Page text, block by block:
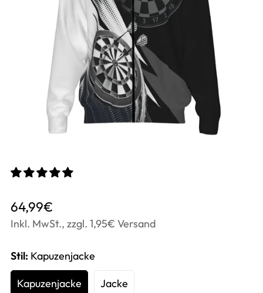
Translation
missing:
64,99€
Inkl. MwSt., zzgl. 1,95€ Versand
Stil: Kapuzenjacke
Kapuzenjacke Jacke